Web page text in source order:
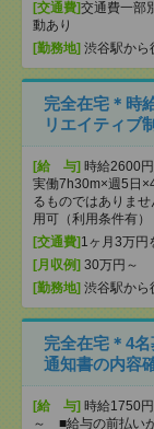
[交通費]交通費一
動あり
[勤務地] 渋谷駅から
完全在宅＊時
リエイティブ
[給 与] 時給2600
実働7h30m×週5日
るものではありま
用可（利用条件有）
[交通費] 1ヶ月3万円
[月収例] 30万円～
[勤務地] 渋谷駅から
完全在宅＊4
通知書の内容
[給 与] 時給1750
～ ■給与の前払い